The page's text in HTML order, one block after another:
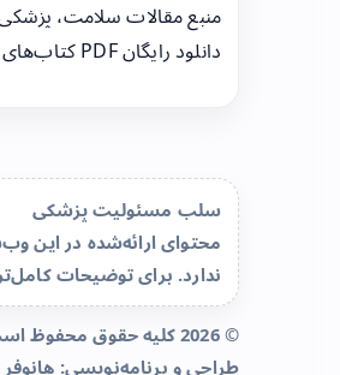
منبع مقالات سلامت،
دانلود رایگان PDF کتاب‌های پزشکی.
سلب مسئولیت پزشکی
محتوای ارائه‌شده در این
ندارد. برای توضیحات
© 2026 کلیه حقوق محفوظ است.
طراحی و برنامه‌نویسی: